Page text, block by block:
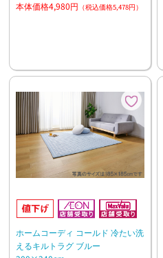
本体価格4,980円 （税込価格5,478円）
ホームコーディ コールド 冷たい洗
えるキルトラグ ブルー